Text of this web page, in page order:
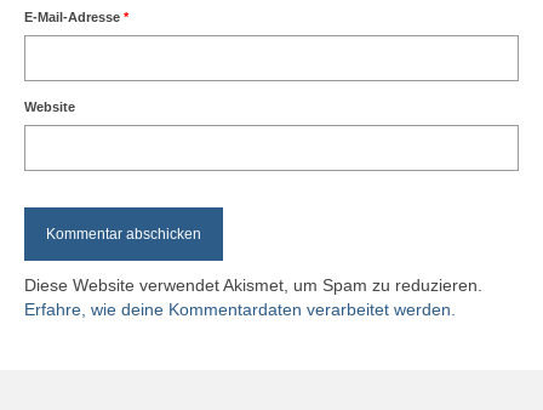
E-Mail-Adresse *
Website
Diese Website verwendet Akismet, um Spam zu reduzieren.
Erfahre, wie deine Kommentardaten verarbeitet werden.